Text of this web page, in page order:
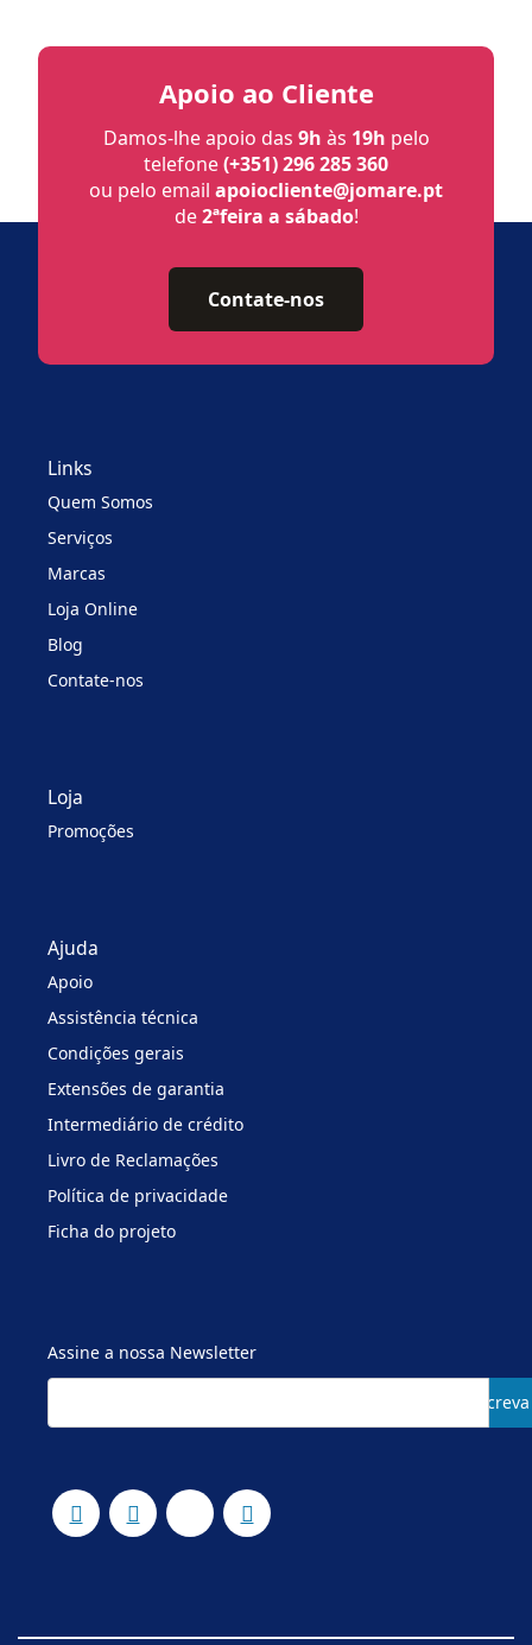
Apoio ao Cliente
Damos-lhe apoio das 9h às 19h pelo
telefone(+351) 296 285 360
ou pelo email apoiocliente@jomare.pt
de2ªfeira a sábado!
Contate-nos
Links
Quem Somos
Serviços
Marcas
Loja Online
Blog
Contate-nos
Loja
Promoções
Ajuda
Apoio
Assistência técnica
Condições gerais
Extensões de garantia
Intermediário de crédito
Livro de Reclamações
Política de privacidade
Ficha do projeto
Assine a nossa Newsletter
Subscreva